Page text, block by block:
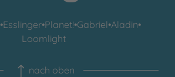
•Esslinger•Planet!•Gabriel•Aladin•
Loomlight
nach oben